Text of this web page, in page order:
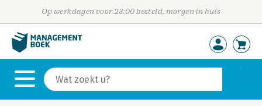
Op werkdagen voor 23:00 besteld, morgen in huis